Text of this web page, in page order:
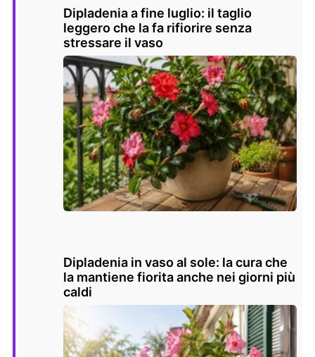
Dipladenia a fine luglio: il taglio
leggero che la fa rifiorire senza
stressare il vaso
Dipladenia in vaso al sole: la cura che
la mantiene fiorita anche nei giorni più
caldi